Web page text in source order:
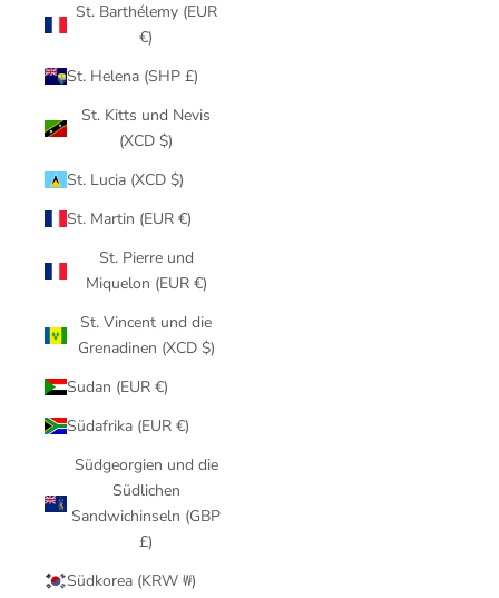
St. Barthélemy (EUR
€)
St. Helena (SHP £)
St. Kitts und Nevis
(XCD $)
St. Lucia (XCD $)
St. Martin (EUR €)
St. Pierre und
Miquelon (EUR €)
St. Vincent und die
Grenadinen (XCD $)
Sudan (EUR €)
Südafrika (EUR €)
Südgeorgien und die
Südlichen
Sandwichinseln (GBP
£)
Südkorea (KRW ₩)